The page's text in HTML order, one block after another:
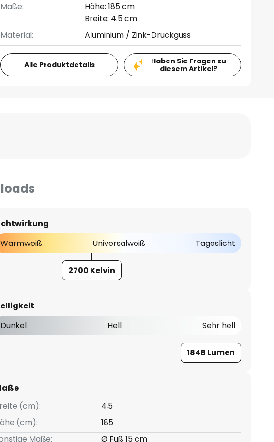
Maße:
Höhe: 185 cm
Breite: 4.5 cm
Material:
Aluminium / Zink-Druckguss
Alle Produktdetails
Haben Sie Fragen zu
diesem Artikel?
Warmweiß
Universalweiß Tageslicht
2700 Kelvin
Dunkel
Hell Sehr hell
1848 Lumen
(cm):
4,5
(cm):
185
Maße:
Ø Fuß 15 cm